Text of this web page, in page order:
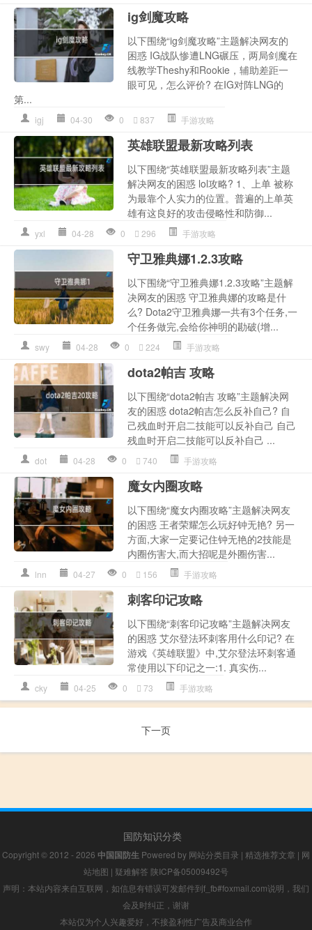
ig剑魔攻略
以下围绕“ig剑魔攻略”主题解决网友的
困惑 IG战队惨遭LNG碾压，两局剑魔在
线教学Theshy和Rookie，辅助差距一
眼可见，怎么评价? 在IG对阵LNG的
第...
igj 04-30 0 837 手游攻略
英雄联盟最新攻略列表
以下围绕“英雄联盟最新攻略列表”主题
解决网友的困惑 lol攻略? 1、上单 被称
为最靠个人实力的位置。普遍的上单英
雄有这良好的攻击侵略性和防御...
yxl 04-28 0 296 手游攻略
守卫雅典娜1.2.3攻略
以下围绕“守卫雅典娜1.2.3攻略”主题解
决网友的困惑 守卫雅典娜的攻略是什
么? Dota2守卫雅典娜一共有3个任务,一
个任务做完,会给你神明的勘破(增...
swy 04-28 0 224 手游攻略
dota2帕吉 攻略
以下围绕“dota2帕吉 攻略”主题解决网
友的困惑 dota2帕吉怎么反补自己? 自
己残血时开启二技能可以反补自己 自己
残血时开启二技能可以反补自己 ...
dot 04-28 0 740 手游攻略
魔女内圈攻略
以下围绕“魔女内圈攻略”主题解决网友
的困惑 王者荣耀怎么玩好钟无艳? 另一
方面,大家一定要记住钟无艳的2技能是
内圈伤害大,而大招呢是外圈伤害...
lnn 04-27 0 156 手游攻略
刺客印记攻略
以下围绕“刺客印记攻略”主题解决网友
的困惑 艾尔登法环刺客用什么印记? 在
游戏《英雄联盟》中,艾尔登法环刺客通
常使用以下印记之一:1. 真实伤...
cky 04-25 0 73 手游攻略
下一页
国防知识分类
Copyright © 2012 - 2026 中国国防生 Powered by 网站分类目录 | 精选推荐文章 | 网
站地图 | 疑难解答 陕ICP备05009492号
声明：本站内容来自互联网，如信息有错误可发邮件到f_fb#foxmail.com说明，我们
会及时纠正，谢谢
本站仅为个人兴趣爱好，不接盈利性广告及商业合作